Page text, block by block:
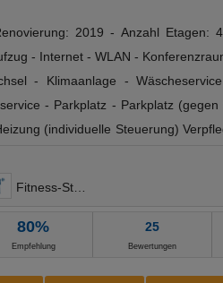
2019 - Anzahl Etagen:
- Internet - WLAN -
- Klimaanlage -
- Parkplatz - Parkplatz
(individuelle Steuerung)
Küche - Diätküche Kinder: -
Tennisplatz Wellness: - Bademantel
- Bankkarte Maestro
Fitness-Studio
80%
Empfehlung
25
Bewertungen